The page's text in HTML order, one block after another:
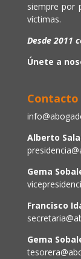
siempre por
víctimas.
Desde 2011
Únete a
Contacto
Alberto
Gema
Francisco
Gema